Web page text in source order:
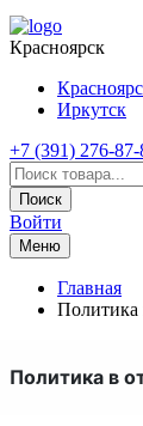
Красноярск
Иркутск
+7 (391) 276-87-
Поиск
Войти
Меню
Главная
Политика
Политика в